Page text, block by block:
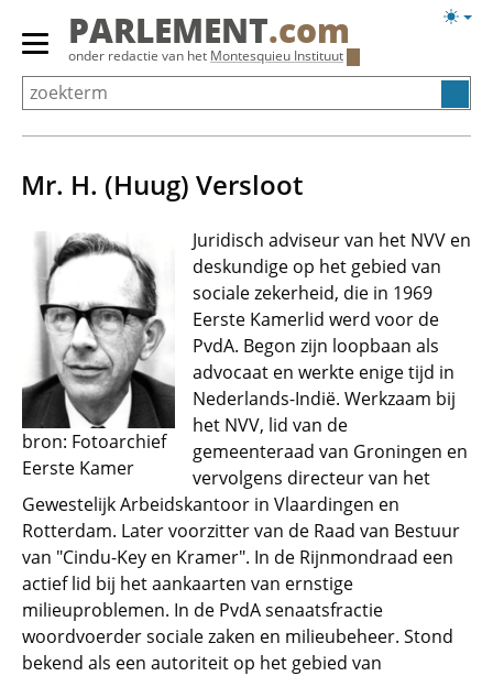
Overslaan
Primair
menu
tonen/verbergen
PARLEMENT.com
onder redactie van het Montesquieu Instituut
Mr. H. (Huug) Versloot
bron: Fotoarchief
Eerste Kamer
Juridisch adviseur van het NVV en
deskundige op het gebied van
sociale zekerheid, die in 1969
Eerste Kamerlid werd voor de
PvdA. Begon zijn loopbaan als
advocaat en werkte enige tijd in
Nederlands-Indië. Werkzaam bij
het NVV, lid van de
gemeenteraad van Groningen en
vervolgens directeur van het
Gewestelijk Arbeidskantoor in Vlaardingen en
Rotterdam. Later voorzitter van de Raad van Bestuur
van "Cindu-Key en Kramer". In de Rijnmondraad een
actief lid bij het aankaarten van ernstige
milieuproblemen. In de PvdA senaatsfractie
woordvoerder sociale zaken en milieubeheer. Stond
bekend als een autoriteit op het gebied van